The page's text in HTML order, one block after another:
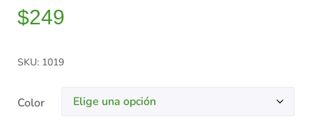
$249
SKU: 1019
Color